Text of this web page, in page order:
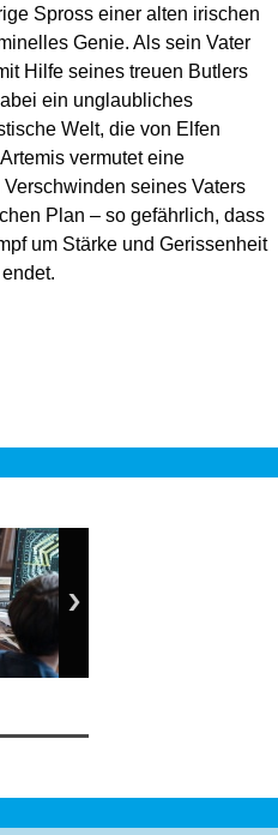
Spross einer alten irischen
Genie. Als sein Vater
Hilfe seines treuen Butlers
ein unglaubliches
Welt, die von Elfen
vermutet eine
seines Vaters
Plan – so gefährlich, dass
um Stärke und Gerissenheit